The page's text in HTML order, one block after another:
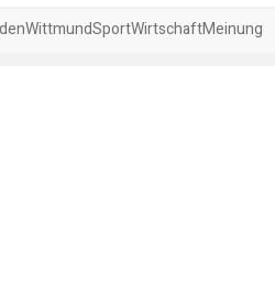
WittmundSportWirtschaftMeinung